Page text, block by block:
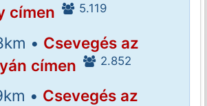
címen
5.119
• Csevegés az
címen
2.852
• Csevegés az